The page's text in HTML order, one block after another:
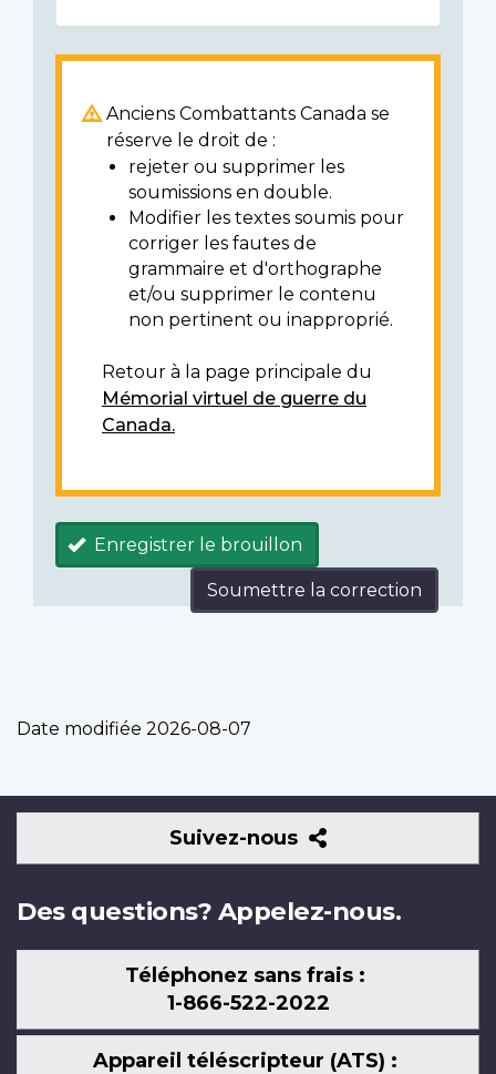
Anciens Combattants Canada se
réserve le droit de :
rejeter ou supprimer les
soumissions en double.
Modifier les textes soumis pour
corriger les fautes de
grammaire et d'orthographe
et/ou supprimer le contenu
non pertinent ou inapproprié.
Retour à la page principale du
Mémorial virtuel de guerre du
Canada.
Enregistrer le brouillon
Soumettre la correction
Date modifiée 2026-08-07
Suivez-nous
Suivez-
nous
Des questions? Appelez-nous.
Téléphonez sans frais :
1-866-522-2022
Appareil téléscripteur (ATS) :